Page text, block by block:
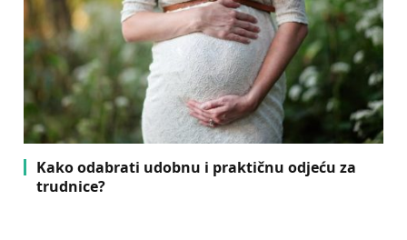
Kako odabrati udobnu i praktičnu odjeću za
trudnice?